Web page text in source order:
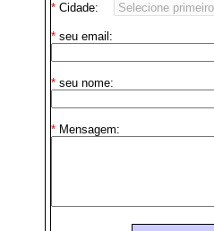
*Cidade:
*seu email:
*seu nome:
*Mensagem: